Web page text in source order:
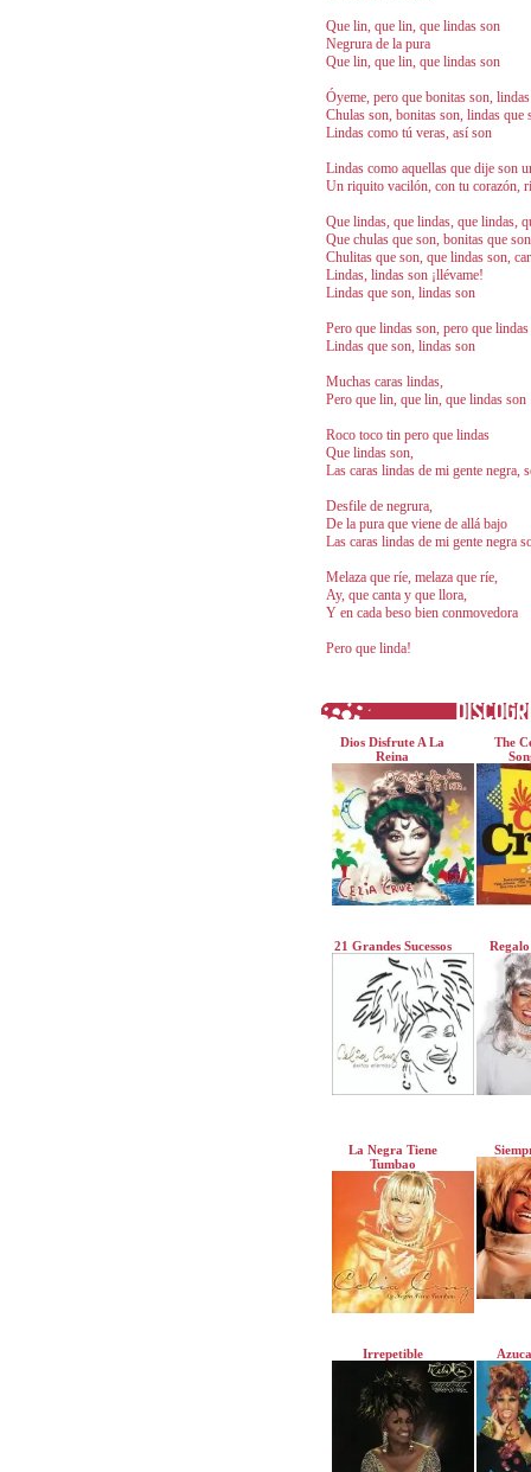
Que lin, que lin, que lindas son
Negrura de la pura
Que lin, que lin, que lindas son
Óyeme, pero que bonitas son,
Chulas son, bonitas son, lindas que
Lindas como tú veras, así son
Lindas como aquellas que dije son
Un riquito vacilón, con tu corazón,
Que lindas, que lindas, que lindas,
Que chulas que son, bonitas que
Chulitas que son, que lindas son,
Lindas, lindas son ¡llévame!
Lindas que son, lindas son
Pero que lindas son, pero que
Lindas que son, lindas son
Muchas caras lindas,
Pero que lin, que lin, que lindas son
Roco toco tin pero que lindas
Que lindas son,
Las caras lindas de mi gente negra,
Desfile de negrura,
De la pura que viene de allá bajo
Las caras lindas de mi gente negra
Melaza que ríe, melaza que ríe,
Ay, que canta y que llora,
Y en cada beso bien conmovedora
Pero que linda!
Dios Disfrute A La
Reina
The
21 Grandes Sucessos
La Negra Tiene
Tumbao
Irrepetible